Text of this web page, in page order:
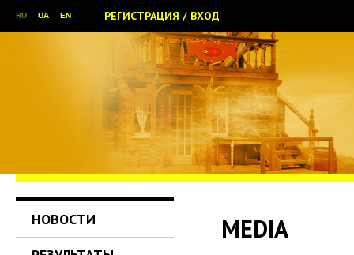
RU UA EN РЕГИСТРАЦИЯ / ВХОД
НОВОСТИ
MEDIA